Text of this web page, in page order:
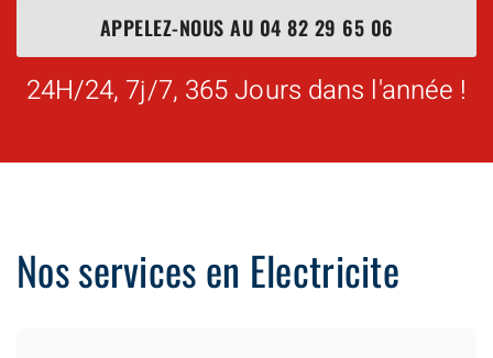
APPELEZ-NOUS AU 04 82 29 65 06
24H/24, 7j/7, 365 Jours dans l'année !
Nos services en Electricite